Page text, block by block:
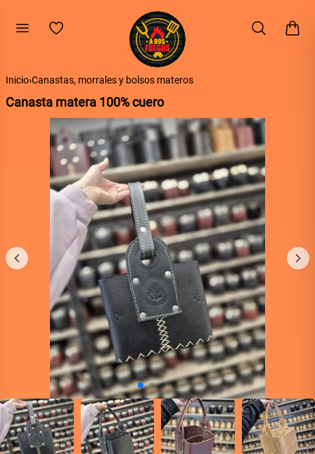
bolsos materos
Inicio›Canastas, morrales y bolsos materos
Canasta matera 100% cuero